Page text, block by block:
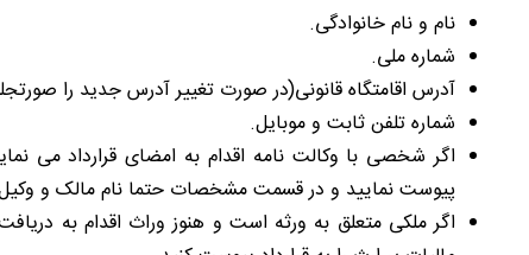
نام و نام خانوادگی.
شماره ملی.
آدرس اقامتگاه قانونی(در صورت تغییر آدرس جدید را
شماره تلفن ثابت و موبایل.
اگر شخصی با وکالت نامه اقدام به امضای قرارداد می
پیوست نمایید و در قسمت مشخصات حتما نام مالک و وکیل
اگر ملکی متعلق به ورثه است و هنوز وراث اقدام به